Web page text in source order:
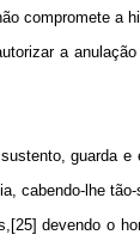
compromete a
a
guarda
cabendo-lhe
devendo o